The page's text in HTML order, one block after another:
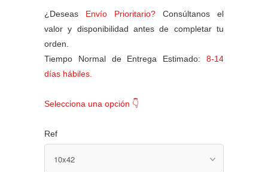
¿Deseas Envío Prioritario? Consúltanos el
valor y disponibilidad antes de completar tu
orden.
Tiempo Normal de Entrega Estimado: 8-14
días hábiles.
Selecciona una opción 👇
Ref